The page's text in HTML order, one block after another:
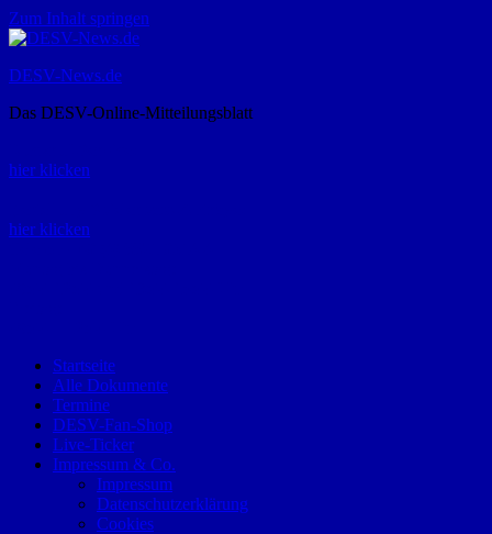
Zum Inhalt springen
DESV-News.de
Das DESV-Online-Mitteilungsblatt
hier klicken
hier klicken
Startseite
Alle Dokumente
Termine
DESV-Fan-Shop
Live-Ticker
Impressum & Co.
Impressum
Datenschutzerklärung
Cookies